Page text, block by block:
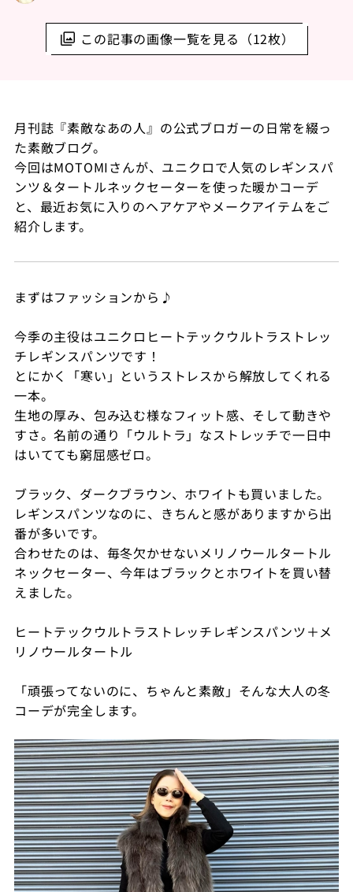
この記事の画像一覧を見る（12枚）
月刊誌『素敵なあの人』の公式ブロガーの日常を綴っ
た素敵ブログ。
今回はMOTOMIさんが、ユニクロで人気のレギンスパ
ンツ＆タートルネックセーターを使った暖かコーデ
と、最近お気に入りのヘアケアやメークアイテムをご
紹介します。
まずはファッションから♪
今季の主役はユニクロヒートテックウルトラストレッ
チレギンスパンツです！
とにかく「寒い」というストレスから解放してくれる
一本。
生地の厚み、包み込む様なフィット感、そして動きや
すさ。名前の通り「ウルトラ」なストレッチで一日中
はいてても窮屈感ゼロ。
ブラック、ダークブラウン、ホワイトも買いました。
レギンスパンツなのに、きちんと感がありますから出
番が多いです。
合わせたのは、毎冬欠かせないメリノウールタートル
ネックセーター、今年はブラックとホワイトを買い替
えました。
ヒートテックウルトラストレッチレギンスパンツ＋メ
リノウールタートル
「頑張ってないのに、ちゃんと素敵」そんな大人の冬
コーデが完全します。